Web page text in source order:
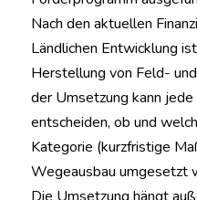
Nach den aktuellen
Ländlichen Entwicklung
Herstellung von Feld-
der Umsetzung kann
entscheiden, ob und
Kategorie (kurzfristige
Wegeausbau umgesetzt